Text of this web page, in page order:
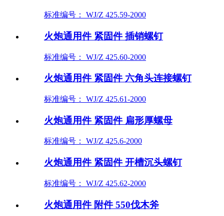
标准编号： WJ/Z 425.59-2000
火炮通用件 紧固件 插销螺钉
标准编号： WJ/Z 425.60-2000
火炮通用件 紧固件 六角头连接螺钉
标准编号： WJ/Z 425.61-2000
火炮通用件 紧固件 扁形厚螺母
标准编号： WJ/Z 425.6-2000
火炮通用件 紧固件 开槽沉头螺钉
标准编号： WJ/Z 425.62-2000
火炮通用件 附件 550伐木斧